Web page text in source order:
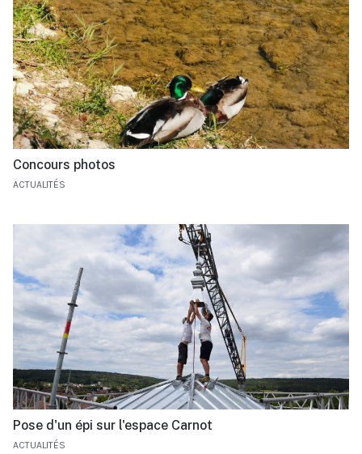
Concours photos
ACTUALITÉS
Pose d'un épi sur l'espace Carnot
ACTUALITÉS